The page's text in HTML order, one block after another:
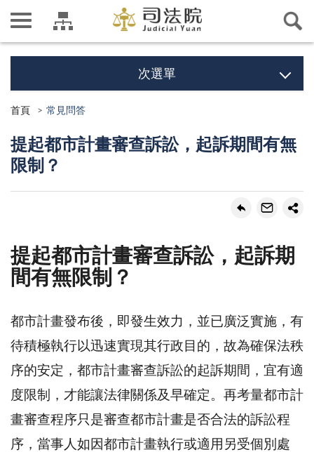
次選單
首頁 常見問答
提起都市計畫審查訴訟，起訴期間有無
限制？
提起都市計畫審查訴訟，起訴期
間有無限制？
都市計畫發布後，即發生效力，並已廣泛實施，有
待積極執行以迅速實現其行政目的，故為確保法秩
序的安定，都市計畫審查訴訟的起訴期間，宜有適
度限制，才能讓法律關係及早確定。再考量都市計
畫審查程序只是審查都市計畫是否合法的訴訟程
序，當事人如因都市計畫執行或適用另受個別處